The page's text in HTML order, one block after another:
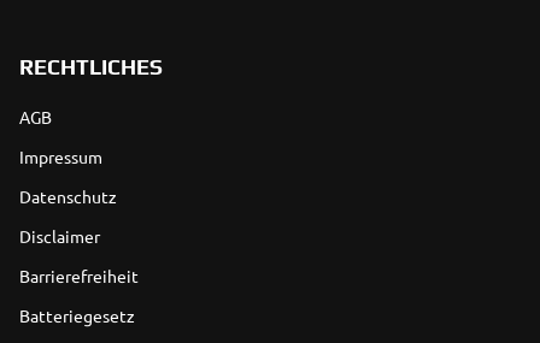
RECHTLICHES
AGB
Impressum
Datenschutz
Disclaimer
Barrierefreiheit
Batteriegesetz